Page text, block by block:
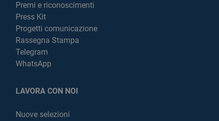
Premi e riconoscimenti
Press Kit
Progetti comunicazione
Rassegna Stampa
Telegram
WhatsApp
LAVORA CON NOI
Nuove selezioni